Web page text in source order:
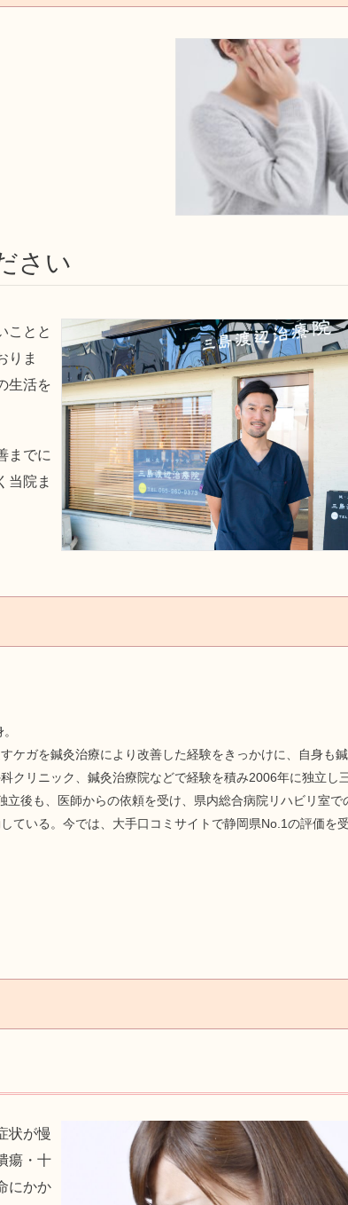
さい
ことと
りま
生活を
までに
当院ま
ケガを鍼灸治療により改善した経験をきっかけに、自身も
クリニック、鍼灸治療院などで経験を積み2006年に独立し
立後も、医師からの依頼を受け、県内総合病院リハビリ室
ている。今では、大手口コミサイトで静岡県No.1の評価を
状が慢
瘍・十
にかか